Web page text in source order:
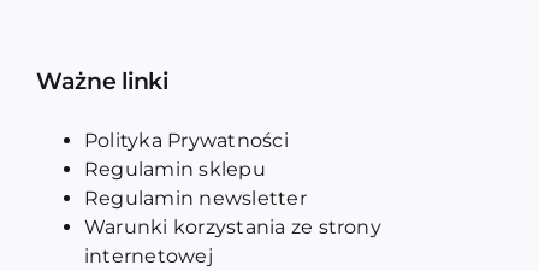
Ważne linki
Polityka Prywatności
Regulamin sklepu
Regulamin newsletter
Warunki korzystania ze strony
internetowej